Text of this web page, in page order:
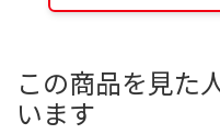
この商品を見た
います